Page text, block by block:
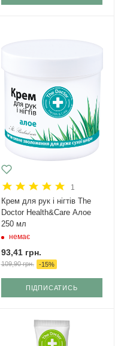
1
Крем для рук і нігтів The
Doctor Health&Care Алое
250 мл
немає
93,41грн.
109,90грн. -15%
ПІДПИСАТИСЬ